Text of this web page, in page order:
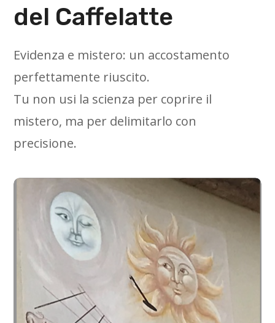
del Caffelatte
Evidenza e mistero: un accostamento
perfettamente riuscito.
Tu non usi la scienza per coprire il
mistero, ma per delimitarlo con
precisione.